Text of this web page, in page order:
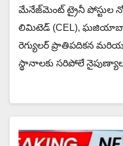
మేనేజ్‌మెంట్ ట్రైనీ పోస్టుల
లిమిటెడ్ (CEL), ఘజియాబాద్
రెగ్యులర్ ప్రాతిపదికన
స్థానాలకు సరిపోలే